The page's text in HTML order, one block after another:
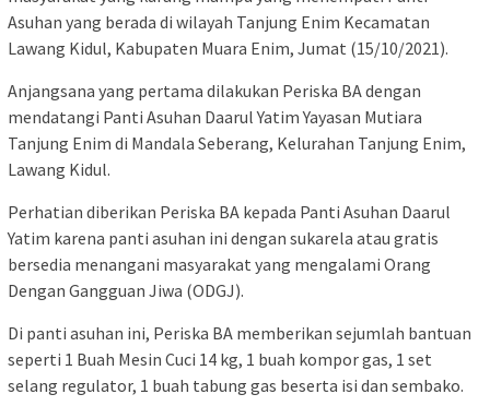
Asuhan yang berada di wilayah Tanjung Enim Kecamatan
Lawang Kidul, Kabupaten Muara Enim, Jumat (15/10/2021).
Anjangsana yang pertama dilakukan Periska BA dengan
mendatangi Panti Asuhan Daarul Yatim Yayasan Mutiara
Tanjung Enim di Mandala Seberang, Kelurahan Tanjung Enim,
Lawang Kidul.
Perhatian diberikan Periska BA kepada Panti Asuhan Daarul
Yatim karena panti asuhan ini dengan sukarela atau gratis
bersedia menangani masyarakat yang mengalami Orang
Dengan Gangguan Jiwa (ODGJ).
Di panti asuhan ini, Periska BA memberikan sejumlah bantuan
seperti 1 Buah Mesin Cuci 14 kg, 1 buah kompor gas, 1 set
selang regulator, 1 buah tabung gas beserta isi dan sembako.